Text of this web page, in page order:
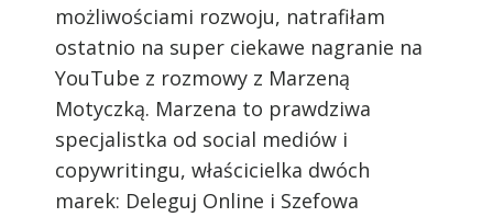
możliwościami rozwoju, natrafiłam
ostatnio na super ciekawe nagranie na
YouTube z rozmowy z Marzeną
Motyczką. Marzena to prawdziwa
specjalistka od social mediów i
copywritingu, właścicielka dwóch
marek: Deleguj Online i Szefowa